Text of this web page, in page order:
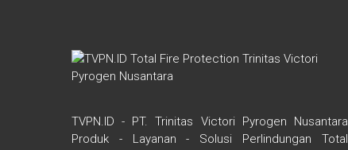
TVPN.ID - PT. Trinitas Victori Pyrogen Nusantara
Produk - Layanan - Solusi Perlindungan Total